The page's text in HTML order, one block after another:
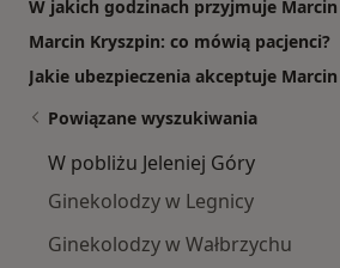
W jakich godzinach przyjmuje
Marcin Kryszpin: co mówią pacjenci?
Jakie ubezpieczenia akceptuje
Powiązane wyszukiwania
W pobliżu Jeleniej Góry
Ginekolodzy w Legnicy
Ginekolodzy w Wałbrzychu